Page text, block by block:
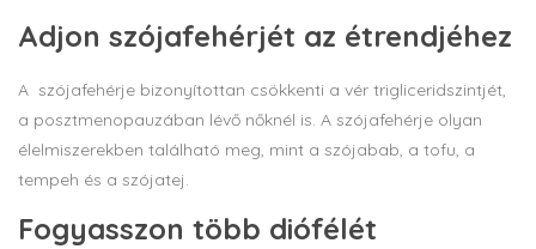
Adjon szójafehérjét az étrendjéhez
A szójafehérje bizonyítottan csökkenti a vér trigliceridszintjét,
a posztmenopauzában lévő nőknél is. A szójafehérje olyan
élelmiszerekben található meg, mint a szójabab, a tofu, a
tempeh és a szójatej.
Fogyasszon több diófélét